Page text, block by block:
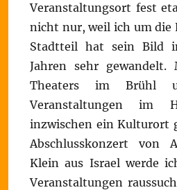
Veranstaltungsort fest
nicht nur, weil ich um die
Stadtteil hat sein Bild
Jahren sehr
Theaters im Brühl
Veranstaltungen im
inzwischen ein Kulturort
Abschlusskonzert von
Klein aus Israel werde
Veranstaltungen